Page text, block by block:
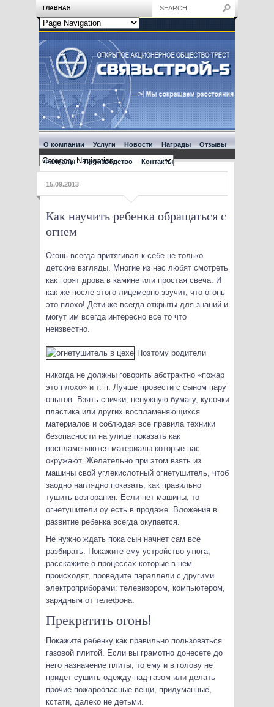
ГЛАВНАЯ
О компании Услуги Новости Награды Отзывы
Филиалы Производство Контакты
15.09.2013
Как научить ребенка обращаться с
огнем
Огонь всегда притягивал к себе не только
детские взгляды. Многие из нас любят смотреть
как горят дрова в камине или простая свеча. И
как же после этого лицемерно звучит, что огонь
это плохо! Дети же всегда открыты для знаний и
могут им всегда интересно все то что
неизвестно.
Поэтому родители
никогда не должны говорить абстрактно «пожар
это плохо» и т. п. Лучше провести с сыном пару
опытов. Взять спички, ненужную бумагу, кусочки
пластика или других воспламеняющихся
материалов и соблюдая все правила техники
безопасности на улице показать как
воспламеняются материалы которые нас
окружают. Желательно при этом взять из
машины свой углекислотный огнетушитель, чтоб
заодно наглядно показать, как правильно
тушить возгорания. Если нет машины, то
огнетушители оу есть в продаже. Вложения в
развитие ребенка всегда окупается.
Не нужно ждать пока сын начнет сам все
разбирать. Покажите ему устройство утюга,
расскажите о процессах которые в нем
происходят, проведите параллели с другими
электроприборами: телевизором, компьютером,
зарядным от телефона.
Прекратить огонь!
Покажите ребенку как правильно пользоваться
газовой плитой. Если вы грамотно донесете до
него назначение плиты, то ему и в голову не
придет сушить одежду над газом или делать
прочие пожароопасные вещи, придуманные,
кстати, далеко не детьми.